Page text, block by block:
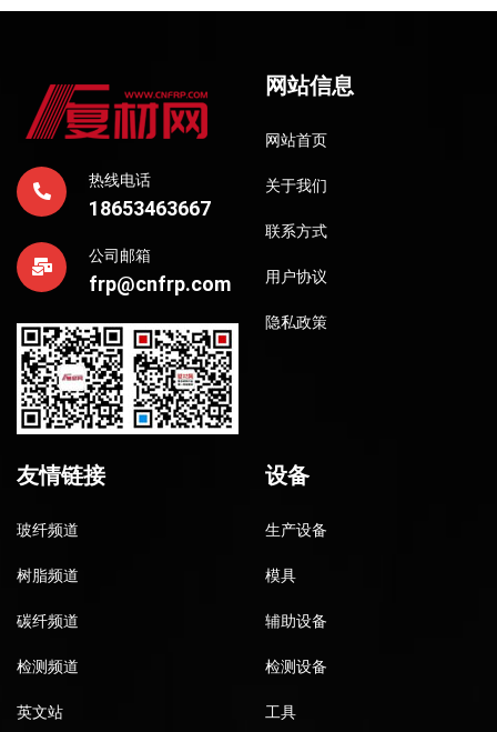
热线电话
18653463667
公司邮箱
frp@cnfrp.com
网站信息
网站首页
关于我们
联系方式
用户协议
隐私政策
友情链接
玻纤频道
树脂频道
碳纤频道
检测频道
英文站
设备
生产设备
模具
辅助设备
检测设备
工具